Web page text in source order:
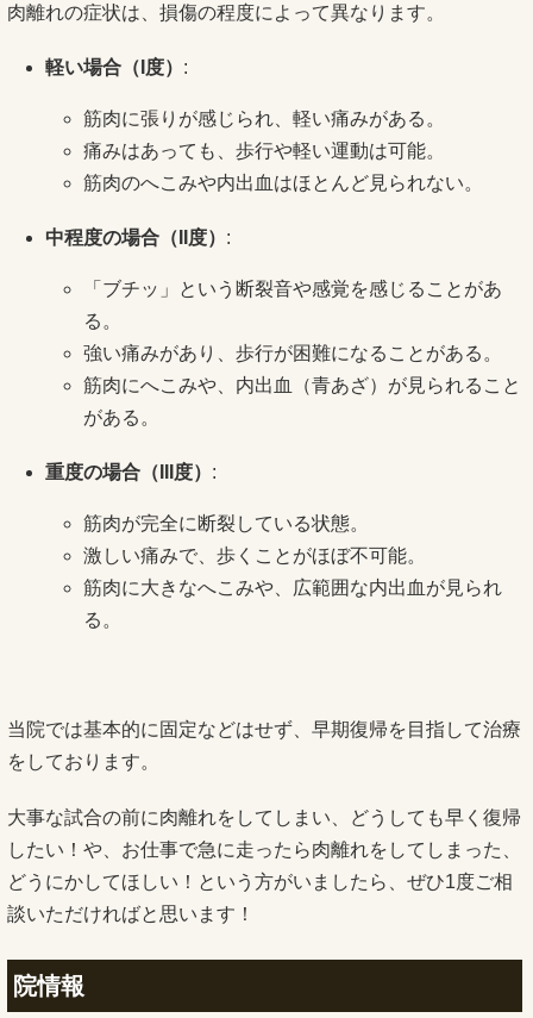
肉離れの症状は、損傷の程度によって異なります。
軽い場合（ 度） :
筋肉に張りが感じられ、軽い痛みがある。
痛みはあっても、歩行や軽い運動は可能。
筋肉のへこみや内出血はほとんど見られない。
中程度の場合（ 度） :
「ブチッ」という断裂音や感覚を感じることがあ
る。
強い痛みがあり、歩行が困難になることがある。
筋肉にへこみや、内出血（青あざ）が見られること
がある。
重度の場合（ 度） :
筋肉が完全に断裂している状態。
激しい痛みで、歩くことがほぼ不可能。
筋肉に大きなへこみや、広範囲な内出血が見られ
る。
当院では基本的に固定などはせず、早期復帰を目指して治療
をしております。
大事な試合の前に肉離れをしてしまい、どうしても早く復帰
したい！や、お仕事で急に走ったら肉離れをしてしまった、
どうにかしてほしい！という方がいましたら、ぜひ1度ご相
談いただければと思います！
院情報